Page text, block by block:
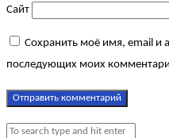
Сайт
Сохранить моё имя, email и
последующих моих